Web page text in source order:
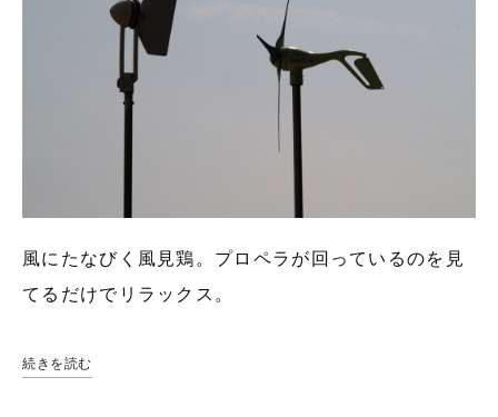
風にたなびく風見鶏。プロペラが回っているのを見
てるだけでリラックス。
続きを読む